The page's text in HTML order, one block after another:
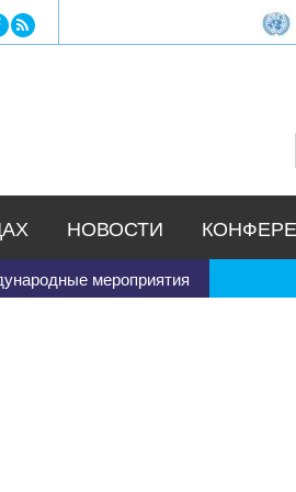
to navigation
мероприятия
НОВОСТИ